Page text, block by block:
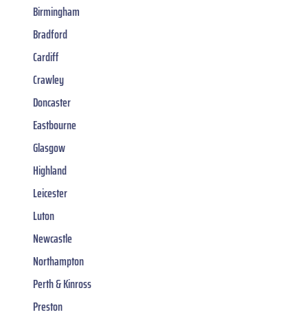
Birmingham
Bradford
Cardiff
Crawley
Doncaster
Eastbourne
Glasgow
Highland
Leicester
Luton
Newcastle
Northampton
Perth & Kinross
Preston